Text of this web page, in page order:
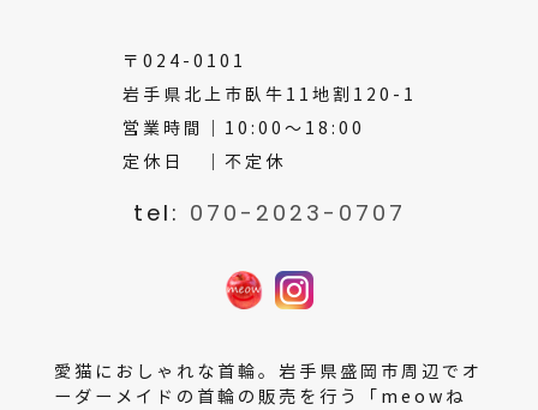
〒024-0101
岩手県北上市臥牛11地割120-1
営業時間｜10:00～18:00
定休日 ｜不定休
tel: 070-2023-0707
愛猫におしゃれな首輪。岩手県盛岡市周辺でオ
ーダーメイドの首輪の販売を行う「meowね